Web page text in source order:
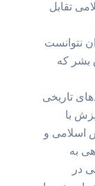
تقابل
نتوانست
بشر که
تاریخی
با
اسلامی و
به
در